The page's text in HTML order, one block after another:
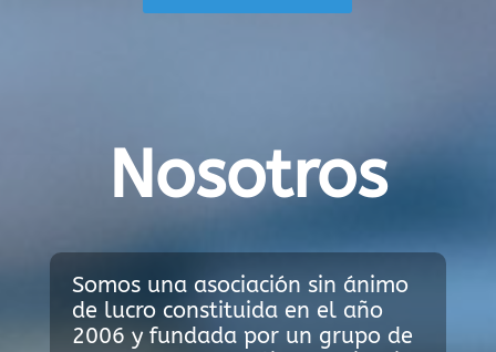
Nosotros
Somos una asociación sin ánimo
de lucro constituida en el año
2006 y fundada por un grupo de